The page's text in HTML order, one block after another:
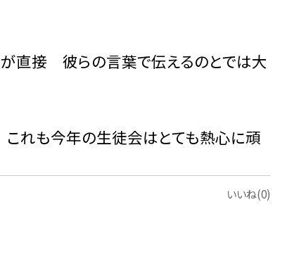
彼らの言葉で伝えるのとでは大
年の生徒会はとても熱心に頑
いいね(0)